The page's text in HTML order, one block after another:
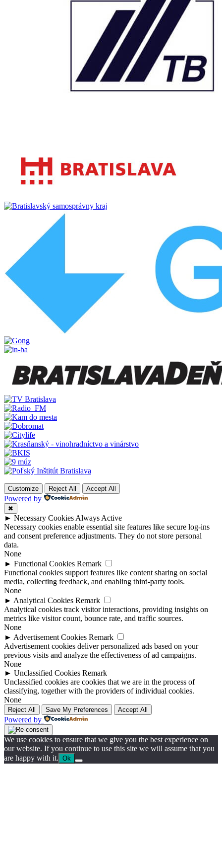
Customize Reject All Accept All
Powered by
✖
► Necessary Cookies Always Active
Necessary cookies enable essential site features like secure log-ins
and consent preference adjustments. They do not store personal
data.
None
► Functional Cookies Remark
Functional cookies support features like content sharing on social
media, collecting feedback, and enabling third-party tools.
None
► Analytical Cookies Remark
Analytical cookies track visitor interactions, providing insights on
metrics like visitor count, bounce rate, and traffic sources.
None
► Advertisement Cookies Remark
Advertisement cookies deliver personalized ads based on your
previous visits and analyze the effectiveness of ad campaigns.
None
► Unclassified Cookies Remark
Unclassified cookies are cookies that we are in the process of
classifying, together with the providers of individual cookies.
None
Reject All Save My Preferences Accept All
Powered by
We use cookies to ensure that we give you the best experience on
our website. If you continue to use this site we will assume that you
are happy with it. Ok